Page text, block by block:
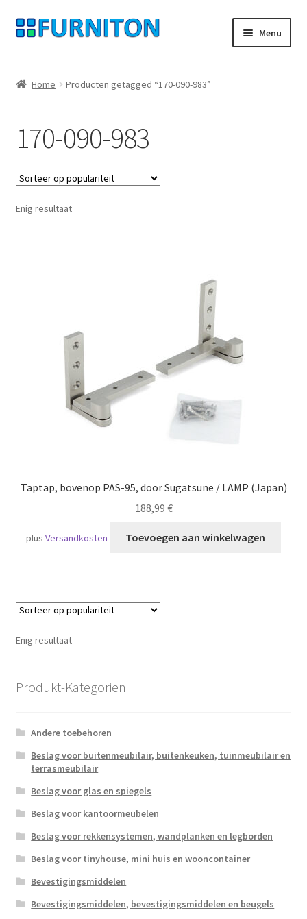
Ga
door
navigatie
Ga
naar
inhoud
Menu
Gegevensbescherming
Herroepingsrecht
Neem contact op met
Home Producten getagged “170-090-983”
170-090-983
Enig resultaat
Taptap, bovenop PAS-95, door Sugatsune / LAMP (Japan)
188,99 €
plusVersandkosten Toevoegen aan winkelwagen
Enig resultaat
Produkt-Kategorien
Andere toebehoren
Beslag voor buitenmeubilair, buitenkeuken, tuinmeubilair en
terrasmeubilair
Beslag voor glas en spiegels
Beslag voor kantoormeubelen
Beslag voor rekkensystemen, wandplanken en legborden
Beslag voor tinyhouse, mini huis en wooncontainer
Bevestigingsmiddelen
Bevestigingsmiddelen, bevestigingsmiddelen en beugels